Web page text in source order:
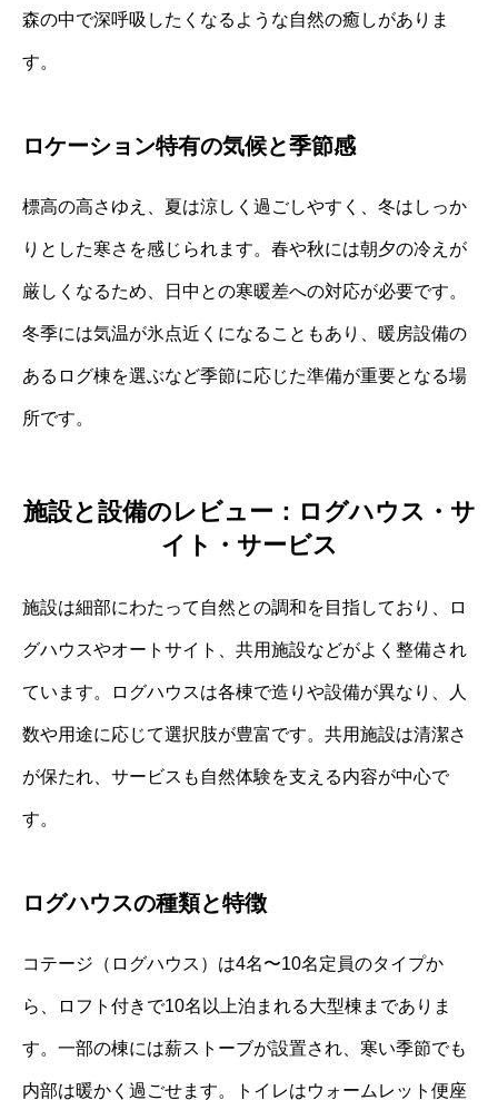
森の中で深呼吸したくなるような自然の癒しがありま
す。
ロケーション特有の気候と季節感
標高の高さゆえ、夏は涼しく過ごしやすく、冬はしっか
りとした寒さを感じられます。春や秋には朝夕の冷えが
厳しくなるため、日中との寒暖差への対応が必要です。
冬季には気温が氷点近くになることもあり、暖房設備の
あるログ棟を選ぶなど季節に応じた準備が重要となる場
所です。
施設と設備のレビュー：ログハウス・サ
イト・サービス
施設は細部にわたって自然との調和を目指しており、ロ
グハウスやオートサイト、共用施設などがよく整備され
ています。ログハウスは各棟で造りや設備が異なり、人
数や用途に応じて選択肢が豊富です。共用施設は清潔さ
が保たれ、サービスも自然体験を支える内容が中心で
す。
ログハウスの種類と特徴
コテージ（ログハウス）は4名〜10名定員のタイプか
ら、ロフト付きで10名以上泊まれる大型棟までありま
す。一部の棟には薪ストーブが設置され、寒い季節でも
内部は暖かく過ごせます。トイレはウォームレット便座